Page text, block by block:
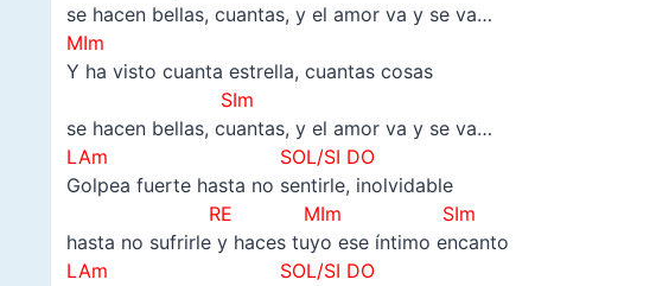
se hacen bellas, cuantas, y el amor va y se va…
MIm
Y ha visto cuanta estrella, cuantas cosas
SIm
se hacen bellas, cuantas, y el amor va y se va…
LAm SOL/SI DO
Golpea fuerte hasta no sentirle, inolvidable
RE
MIm SIm
hasta no sufrirle y haces tuyo ese íntimo encanto
LAm SOL/SI DO